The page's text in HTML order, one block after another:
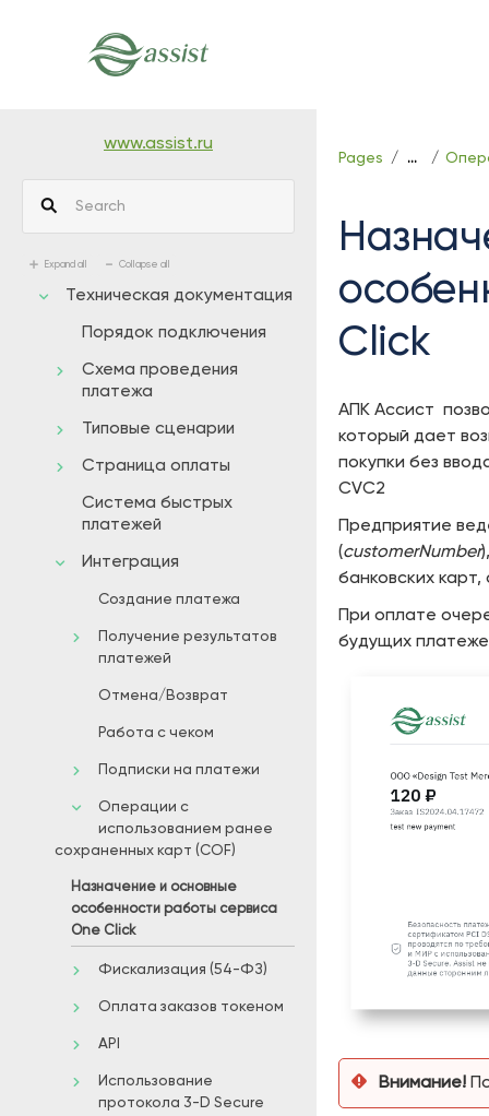
assistive.skiplink.to.header.menu
assistive.skiplink.to.quick.search
www.assist.ru
Expand all Collapse all
Техническая документация
Порядок подключения
Схема проведения
платежа
Типовые сценарии
Страница оплаты
Система быстрых
платежей
Интеграция
Создание платежа
Получение результатов
платежей
Отмена/Возврат
Работа с чеком
Подписки на платежи
Операции с
использованием ранее
сохраненных карт (COF)
Назначение и основные
особенности работы сервиса
One Click
Фискализация (54-ФЗ)
Оплата заказов токеном
API
Использование
протокола 3-D Secure
Pages …
Click
АПК Ассист
который дает
покупки без
CVC2
Предприятие
(customerNumber
банковских
При оплате
будущих
Внимание!